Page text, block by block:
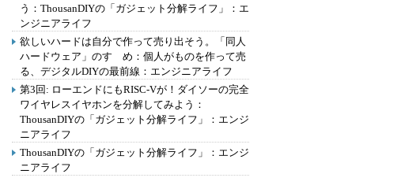
う：ThousanDIYの「ガジェット分解ライフ」：エ
ンジニアライフ
欲しいハードは自分で作って売り出そう。「同人
ハードウェア」のすゝめ：個人がものを作って売
る、デジタルDIYの最前線：エンジニアライフ
第3回: ローエンドにもRISC-Vが！ダイソーの完全
ワイヤレスイヤホンを分解してみよう：
ThousanDIYの「ガジェット分解ライフ」：エンジ
ニアライフ
ThousanDIYの「ガジェット分解ライフ」：エンジ
ニアライフ